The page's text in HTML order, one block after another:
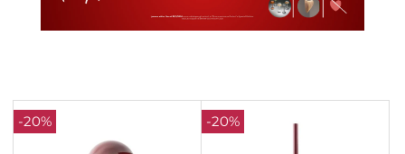
-20% -20%